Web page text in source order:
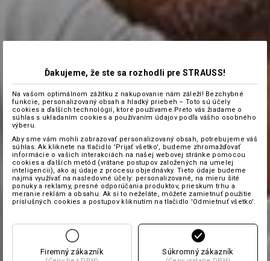
Ďakujeme, že ste sa rozhodli pre STRAUSS!
Na vašom optimálnom zážitku z nakupovanie nám záleží! Bezchybné
funkcie, personalizovaný obsah a hladký priebeh – Toto sú účely
cookies a ďalších technológií, ktoré používame.Preto vás žiadame o
súhlas s ukladaním cookies a používaním údajov podľa vášho osobného
výberu.
Aby sme vám mohli zobrazovať personalizovaný obsah, potrebujeme váš
súhlas. Ak kliknete na tlačidlo 'Prijať všetko', budeme zhromažďovať
informácie o vašich interakciách na našej webovej stránke pomocou
cookies a ďalších metód (vrátane postupov založených na umelej
inteligencii), ako aj údaje z procesu objednávky. Tieto údaje budeme
najmä využívať na nasledovné účely: personalizované, na mieru šité
ponuky a reklamy, presné odporúčania produktov, prieskum trhu a
meranie reklám a obsahu. Ak si to neželáte, môžete zamietnuť použitie
príslušných cookies a postupov kliknutím na tlačidlo 'Odmietnuť všetko'.
Firemný zákazník Súkromný zákazník